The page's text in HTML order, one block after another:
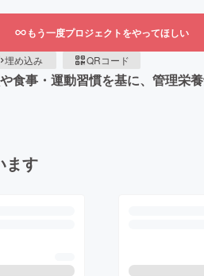
もう一度プロジェクトをやってほしい
埋め込み QRコード
食事・運動習慣を基に、管理
ます